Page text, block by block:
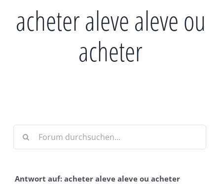
acheter aleve aleve ou
acheter
Antwort auf: acheter aleve aleve ou acheter